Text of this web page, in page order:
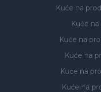
Kuće na
Kuće
Kuće na
Kuće na
Kuće na
Kuće na